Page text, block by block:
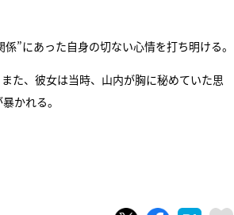
”にあった自身の切ない心情を打ち明ける。
た、彼女は当時、山内が胸に秘めていた思
かれる。